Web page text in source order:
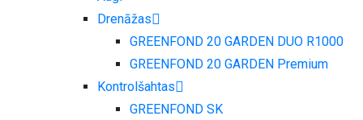
Drenāžas
GREENFOND 20 GARDEN DUO R1000
GREENFOND 20 GARDEN Premium
Kontrolšahtas
GREENFOND SK